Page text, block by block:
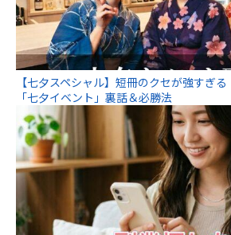
【七夕スペシャル】短冊のクセが強すぎ
「七夕イベント」裏話＆必勝法